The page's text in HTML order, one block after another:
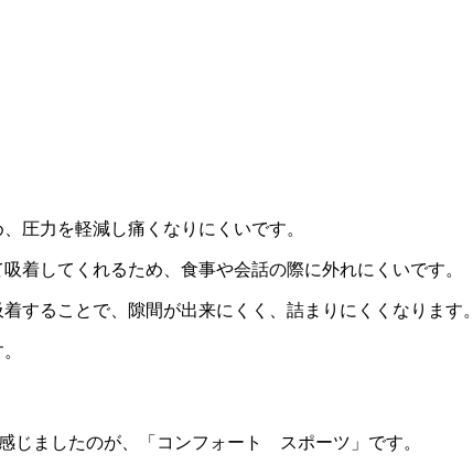
圧力を軽減し痛くなりにくいです。
してくれるため、食事や会話の際に外れにくいです。
ることで、隙間が出来にくく、詰まりにくくなります。
じましたのが、「コンフォート スポーツ」です。